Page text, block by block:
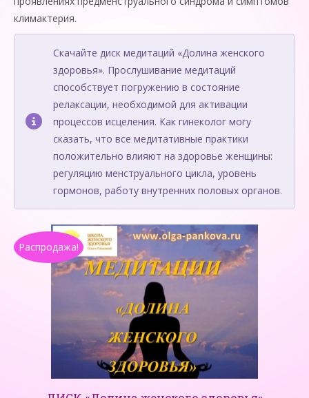
климактерия.
Скачайте диск медитаций «Долина женского
здоровья». Прослушивание медитаций
способствует погружению в состояние
релаксации, необходимой для активации
процессов исцеления. Как гинеколог могу
сказать, что все медитативные практики
положительно влияют на здоровье женщины:
регуляцию менструального цикла, уровень
гормонов, работу внутренних половых органов.
Распродажа!